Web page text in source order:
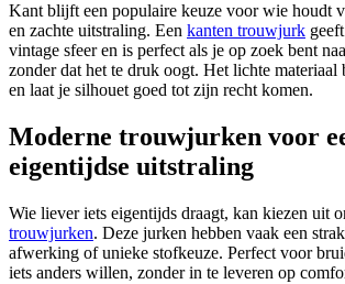
Kant blijft een populaire keuze voor wie houdt
en zachte uitstraling. Een kanten trouwjurk
vintage sfeer en is perfect als je op zoek bent
zonder dat het te druk oogt. Het lichte materiaal
en laat je silhouet goed tot zijn recht komen.
Moderne trouwjurken voor
eigentijdse uitstraling
Wie liever iets eigentijds draagt, kan kiezen uit
trouwjurken. Deze jurken hebben vaak een
afwerking of unieke stofkeuze. Perfect voor
iets anders willen, zonder in te leveren op